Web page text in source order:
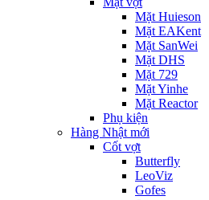
Mặt Huieson
Mặt EAKent
Mặt SanWei
Mặt DHS
Mặt 729
Mặt Yinhe
Mặt Reactor
Phụ kiện
Hàng Nhật mới
Cốt vợt
Butterfly
LeoViz
Gofes